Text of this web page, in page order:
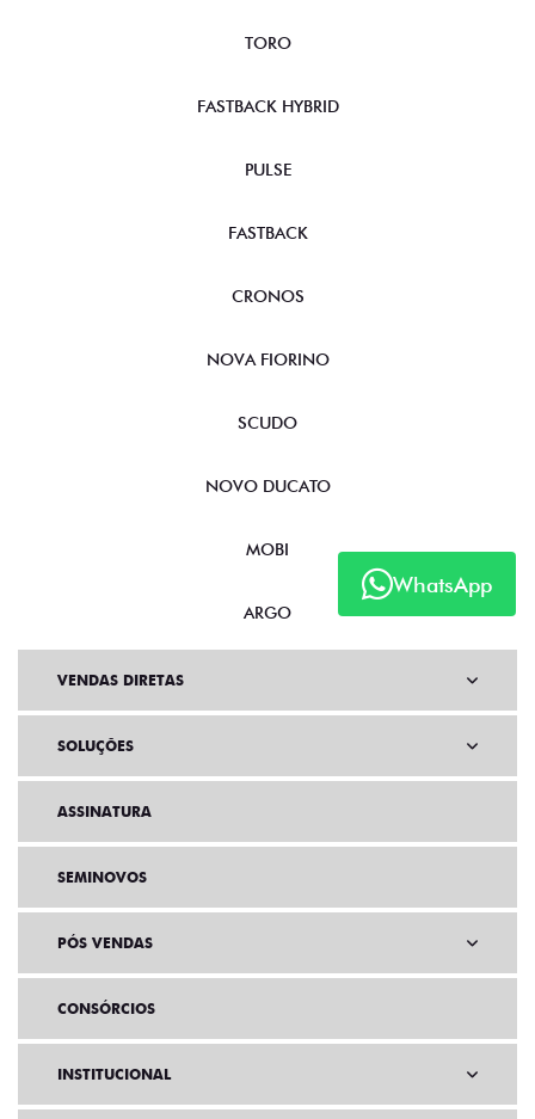
WhatsApp
TORO
FASTBACK HYBRID
PULSE
FASTBACK
CRONOS
NOVA FIORINO
SCUDO
NOVO DUCATO
MOBI
ARGO
VENDAS DIRETAS
SOLUÇÕES
ASSINATURA
SEMINOVOS
PÓS VENDAS
CONSÓRCIOS
INSTITUCIONAL